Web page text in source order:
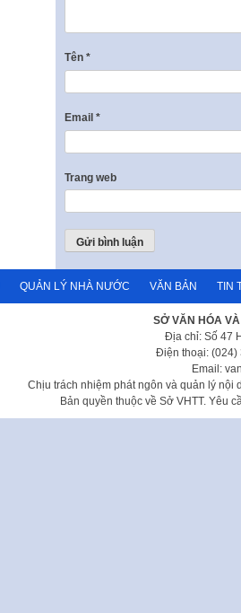
Tên *
Email *
Trang web
QUẢN LÝ NHÀ NƯỚC VĂN BẢN TIN
SỞ VĂN HÓA
Địa chỉ: Số 47
Điện thoại: (024)
Email:
Chịu trách nhiệm phát ngôn và quản lý nội
Bản quyền thuộc về Sở VHTT. Yêu